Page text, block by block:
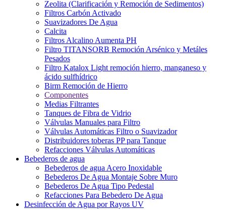
Zeolita (Clarificación y Remoción de Sedimentos)
Filtros Carbón Activado
Suavizadores De Agua
Calcita
Filtros Alcalino Aumenta PH
Filtro TITANSORB Remoción Arsénico y Metáles
Pesados
Filtro Katalox Light remoción hierro, manganeso y
ácido sulfhídrico
Birm Remoción de Hierro
Componentes
Medias Filtrantes
Tanques de Fibra de Vidrio
Válvulas Manuales para Filtro
Válvulas Automáticas Filtro o Suavizador
Distribuidores toberas PP para Tanque
Refacciones Válvulas Automáticas
Bebederos de agua
Bebederos de agua Acero Inoxidable
Bebederos De Agua Montaje Sobre Muro
Bebederos De Agua Tipo Pedestal
Refacciones Para Bebedero De Agua
Desinfección de Agua por Rayos UV